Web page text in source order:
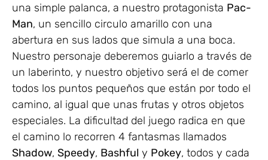
una simple palanca, a nuestro protagonista Pac-
Man, un sencillo circulo amarillo con una
abertura en sus lados que simula a una boca.
Nuestro personaje deberemos guiarlo a través de
un laberinto, y nuestro objetivo será el de comer
todos los puntos pequeños que están por todo el
camino, al igual que unas frutas y otros objetos
especiales. La dificultad del juego radica en que
el camino lo recorren 4 fantasmas llamados
Shadow, Speedy, Bashful y Pokey, todos y cada